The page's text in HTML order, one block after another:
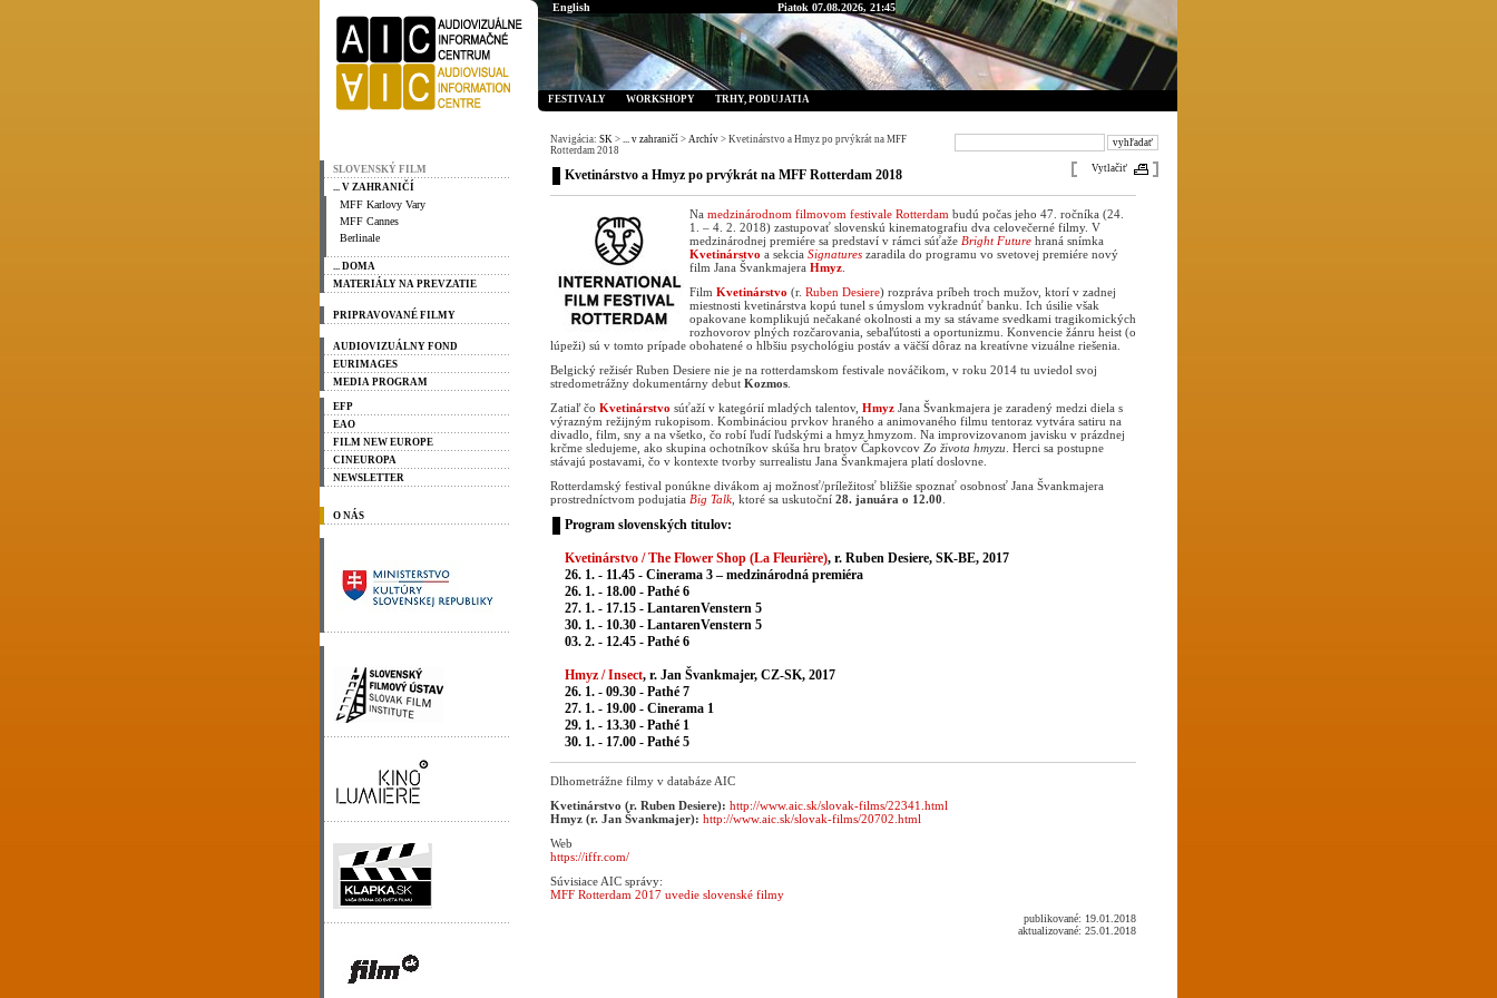
SLOVENSKÝ FILM
... V ZAHRANIČÍ
MFF Karlovy Vary
MFF Cannes
Berlinale
... DOMA
MATERIÁLY NA PREVZATIE
PRIPRAVOVANÉ FILMY
AUDIOVIZUÁLNY FOND
EURIMAGES
MEDIA PROGRAM
EFP
EAO
FILM NEW EUROPE
CINEUROPA
NEWSLETTER
O NÁS
English Piatok 07.08.2026, 21:45
FESTIVALY WORKSHOPY TRHY, PODUJATIA
Vytlačiť
Navigácia: SK > ... v zahraničí > Archív > Kvetinárstvo a Hmyz po prvýkrát na MFF
Rotterdam 2018
Kvetinárstvo a Hmyz po prvýkrát na MFF Rotterdam 2018
Na medzinárodnom filmovom festivale Rotterdam budú počas jeho 47. ročníka (24.
1. – 4. 2. 2018) zastupovať slovenskú kinematografiu dva celovečerné filmy. V
medzinárodnej premiére sa predstaví v rámci súťaže Bright Future hraná snímka
Kvetinárstvo a sekcia Signatures zaradila do programu vo svetovej premiére nový
film Jana Švankmajera Hmyz
Film Kvetinárstvo (r. Ruben Desiere) rozpráva príbeh troch mužov, ktorí v zadnej
miestnosti kvetinárstva kopú tunel s úmyslom vykradnúť banku. Ich úsilie však
opakovane komplikujú nečakané okolnosti a my sa stávame svedkami tragikomických
rozhovorov plných rozčarovania, sebaľútosti a oportunizmu. Konvencie žánru heist (o
lúpeži) sú v tomto prípade obohatené o hlbšiu psychológiu postáv a väčší dôraz na kreatívne vizuálne riešenia.
Belgický režisér Ruben Desiere nie je na rotterdamskom festivale nováčikom, v roku 2014 tu uviedol svoj
stredometrážny dokumentárny debut Kozmos
Zatiaľ čo Kvetinárstvo súťaží v kategórií mladých talentov, Hmyz Jana Švankmajera je zaradený medzi diela s
výrazným režijným rukopisom. Kombináciou prvkov hraného a animovaného filmu tentoraz vytvára satiru na
divadlo, film, sny a na všetko, čo robí ľudí ľudskými a hmyz hmyzom. Na improvizovanom javisku v prázdnej
krčme sledujeme, ako skupina ochotníkov skúša hru bratov Čapkovcov Zo života hmyzu . Herci sa postupne
stávajú postavami, čo v kontexte tvorby surrealistu Jana Švankmajera platí doslovne.
Rotterdamský festival ponúkne divákom aj možnosť/príležitosť bližšie spoznať osobnosť Jana Švankmajera
prostredníctvom podujatia Big Talk , ktoré sa uskutoční 28. januára o 12.00
Program slovenských titulov:
Kvetinárstvo / The Flower Shop (La Fleurière), r. Ruben Desiere, SK-BE, 2017
26. 1. - 11.45 - Cinerama 3 – medzinárodná premiéra
26. 1. - 18.00 - Pathé 6
27. 1. - 17.15 - LantarenVenstern 5
30. 1. - 10.30 - LantarenVenstern 5
03. 2. - 12.45 - Pathé 6
Hmyz / Insect, r. Jan Švankmajer, CZ-SK, 2017
26. 1. - 09.30 - Pathé 7
27. 1. - 19.00 - Cinerama 1
29. 1. - 13.30 - Pathé 1
30. 1. - 17.00 - Pathé 5
Dlhometrážne filmy v databáze AIC
Kvetinárstvo (r. Ruben Desiere): http://www.aic.sk/slovak-films/22341.html
Hmyz (r. Jan Švankmajer): http://www.aic.sk/slovak-films/20702.html
Web
https://iffr.com/
Súvisiace AIC správy:
MFF Rotterdam 2017 uvedie slovenské filmy
publikované: 19.01.2018
aktualizované: 25.01.2018